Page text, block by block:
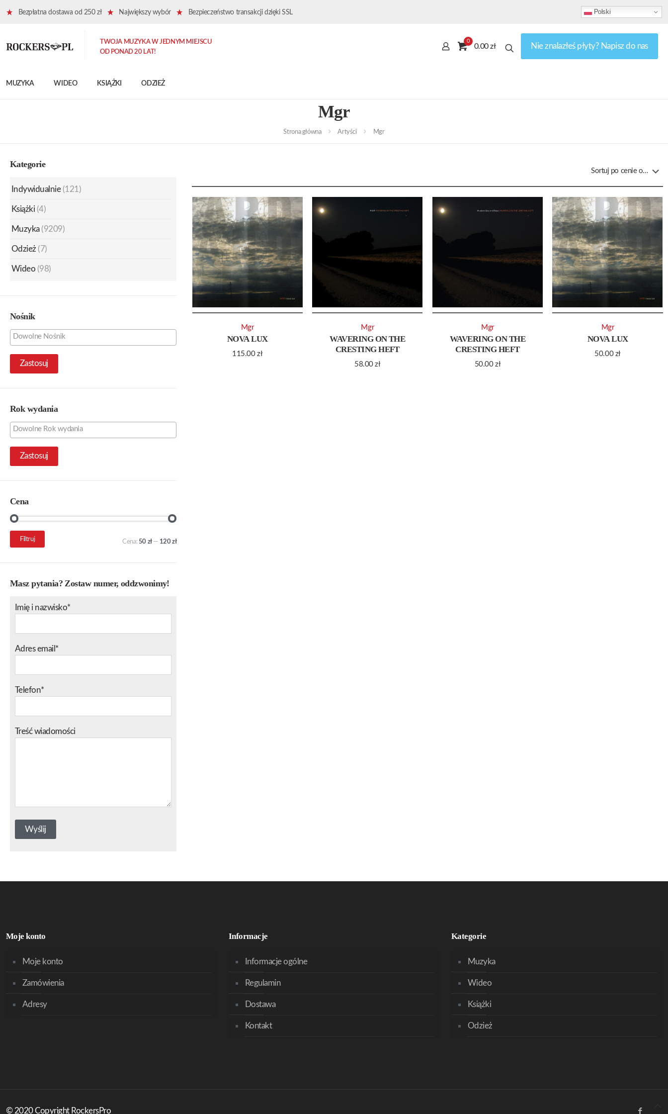
Bezpłatna dostawa od 250 zł Największy wybór Bezpieczeństwo transakcji dzięki SSL Polski
MUZYKA WIDEO KSIĄŻKI ODZIEŻ
TWOJA MUZYKA W JEDNYM MIEJSCU
OD PONAD 20 LAT!
0
0.00 zł Nie znalazłeś płyty? Napisz do nas
Mgr
Strona główna Artyści Mgr
NOVA LUX
115.00zł
Mgr
WAVERING ON THE
CRESTING HEFT
58.00zł
Mgr
WAVERING ON THE
CRESTING HEFT
50.00zł
Mgr
NOVA LUX
50.00 zł
Mgr
Kategorie
Indywidualnie (121)
Książki (4)
Muzyka (9209)
Odzież (7)
Wideo (98)
Nośnik
Zastosuj
Rok wydania
Zastosuj
Cena
Cena
min.
Cena
maks.
Filtruj Cena:50 zł— 120 zł
Masz pytania? Zostaw numer, oddzwonimy!
Imię i nazwisko*
Adres email*
Telefon*
Treść wiadomości
Moje konto
Moje konto
Zamówienia
Adresy
Informacje
Informacje ogólne
Regulamin
Dostawa
Kontakt
Kategorie
Muzyka
Wideo
Książki
Odzież
© 2020 Copyright RockersPro